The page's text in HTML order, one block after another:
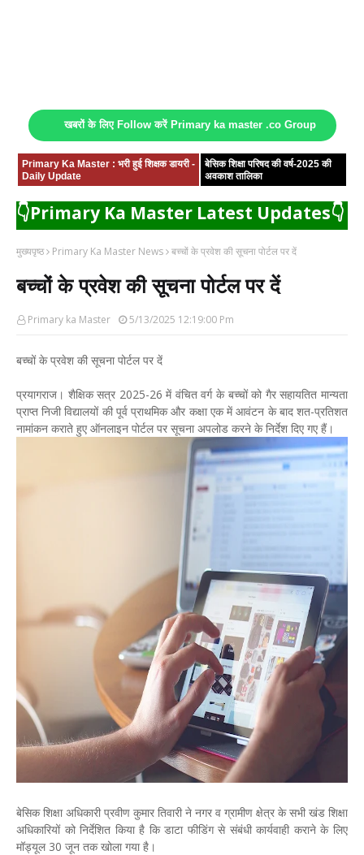
खबरों के लिए Follow करें Primary ka master .co Group
Primary Ka Master : भरी हुई शिक्षक डायरी -
Daily Update
बेसिक शिक्षा परिषद की वर्ष-2025 की
अवकाश तालिका
👇Primary Ka Master Latest Updates👇
मुख्यपृष्ठ Primary Ka Master News बच्चों के प्रवेश की सूचना पोर्टल पर दें
बच्चों के प्रवेश की सूचना पोर्टल पर दें
Primary ka Master 5/13/2025 12:19:00 Pm
बच्चों के प्रवेश की सूचना पोर्टल पर दें
प्रयागराज। शैक्षिक सत्र 2025-26 में वंचित वर्ग के बच्चों को गैर सहायतित मान्यता
प्राप्त निजी विद्यालयों की पूर्व प्राथमिक और कक्षा एक में आवंटन के बाद शत-प्रतिशत
नामांकन कराते हुए ऑनलाइन पोर्टल पर सूचना अपलोड करने के निर्देश दिए गए हैं।
बेसिक शिक्षा अधिकारी प्रवीण कुमार तिवारी ने नगर व ग्रामीण क्षेत्र के सभी खंड शिक्षा
अधिकारियों को निर्देशित किया है कि डाटा फीडिंग से संबंधी कार्यवाही कराने के लिए
मॉड्यूल 30 जून तक खोला गया है।